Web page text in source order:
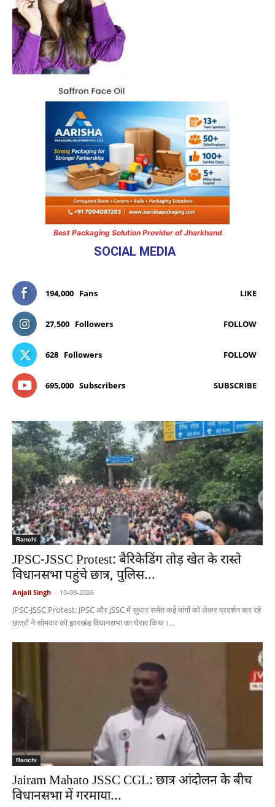
Best Packaging Solution Provider of Jharkhand
SOCIAL MEDIA
194,000 Fans LIKE
27,500 Followers FOLLOW
628 Followers FOLLOW
695,000 Subscribers SUBSCRIBE
Ranchi
JPSC-JSSC Protest: बैरिकेडिंग तोड़ खेत के रास्ते
विधानसभा पहुंचे छात्र, पुलिस...
Anjali Singh - 10-08-2026
JPSC-JSSC Protest: JPSC और JSSC में सुधार समेत कई मांगों को लेकर प्रदर्शन कर रहे
छात्रों ने सोमवार को झारखंड विधानसभा का घेराव किया।...
Ranchi
Jairam Mahato JSSC CGL: छात्र आंदोलन के बीच
विधानसभा में गरमाया...